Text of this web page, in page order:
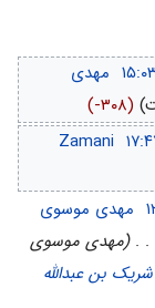
‏ مهدی
(-۳۰۸)
‏
Zamani
‏ مهدی موسوی
. . (مهدی موسوی
شریک بن عبدالله